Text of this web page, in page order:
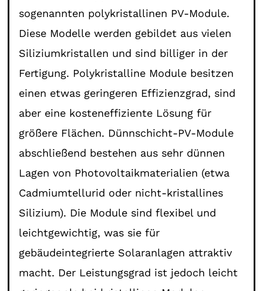
sogenannten polykristallinen PV-Module.
Diese Modelle werden gebildet aus vielen
Siliziumkristallen und sind billiger in der
Fertigung. Polykristalline Module besitzen
einen etwas geringeren Effizienzgrad, sind
aber eine kosteneffiziente Lösung für
größere Flächen. Dünnschicht-PV-Module
abschließend bestehen aus sehr dünnen
Lagen von Photovoltaikmaterialien (etwa
Cadmiumtellurid oder nicht-kristallines
Silizium). Die Module sind flexibel und
leichtgewichtig, was sie für
gebäudeintegrierte Solaranlagen attraktiv
macht. Der Leistungsgrad ist jedoch leicht